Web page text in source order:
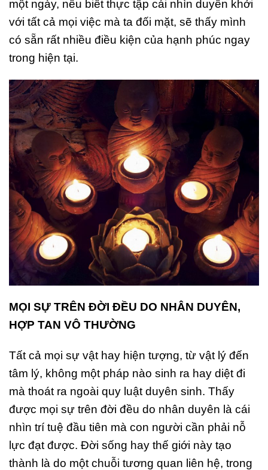
một ngày, nếu biết thực tập cái nhìn duyên khởi
với tất cả mọi việc mà ta đối mặt, sẽ thấy mình
có sẵn rất nhiều điều kiện của hạnh phúc ngay
trong hiện tại.
MỌI SỰ TRÊN ĐỜI ĐỀU DO NHÂN DUYÊN,
HỢP TAN VÔ THƯỜNG
Tất cả mọi sự vật hay hiện tượng, từ vật lý đến
tâm lý, không một pháp nào sinh ra hay diệt đi
mà thoát ra ngoài quy luật duyên sinh. Thấy
được mọi sự trên đời đều do nhân duyên là cái
nhìn trí tuệ đầu tiên mà con người cần phải nỗ
lực đạt được. Đời sống hay thế giới này tạo
thành là do một chuỗi tương quan liên hệ, trong